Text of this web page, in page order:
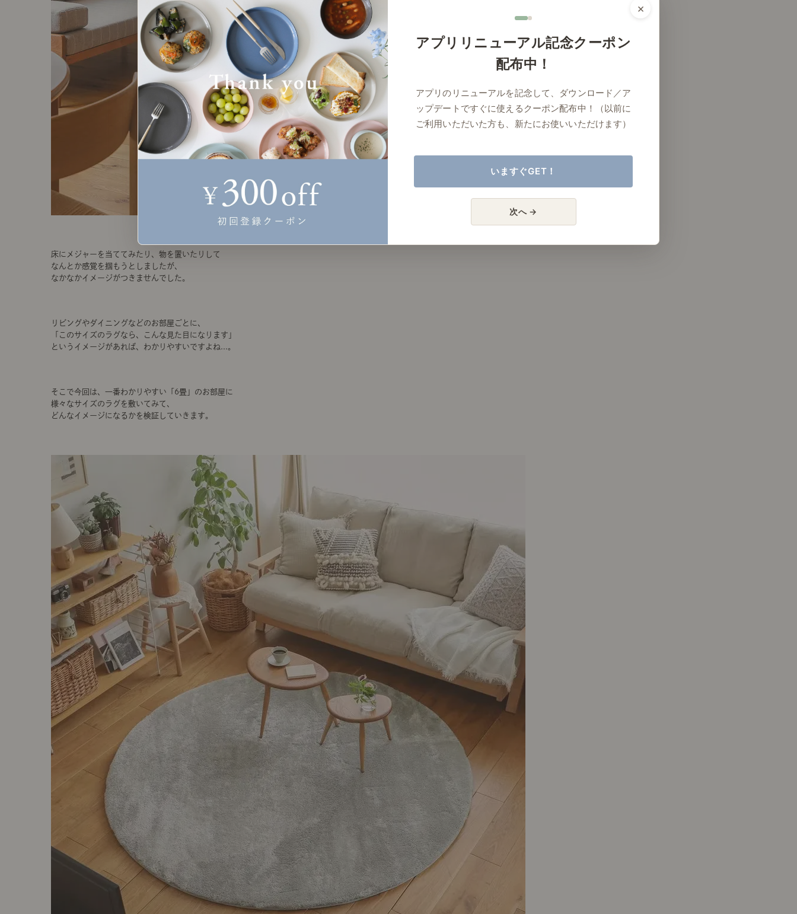
床にメジャーを当ててみたり、物を置いたりして
なんとか感覚を掴もうとしましたが、
なかなかイメージがつきませんでした。
リビングやダイニングなどのお部屋ごとに、
「このサイズのラグなら、こんな見た目になります」
というイメージがあれば、わかりやすいですよね...。
そこで今回は、一番わかりやすい「6畳」のお部屋に
様々なサイズのラグを敷いてみて、
どんなイメージになるかを検証していきます。
×
アプリリニューアル記念クーポン
配布中！
アプリのリニューアルを記念して、ダウンロード／ア
ップデートですぐに使えるクーポン配布中！（以前に
ご利用いただいた方も、新たにお使いいただけます）
いますぐGET！
次へ →